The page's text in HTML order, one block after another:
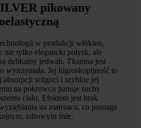
pikowany
w produkcji włókien,
nie tylko elegancki połysk, ale
delikatny jedwab. Tkanina jest
wytrzymała. Jej higroskopijność to
absorpcji wilgoci i szybkie jej
na pokrowcu panuje suchy
ciału. Efektem jest brak
na materacu, co pomaga
zdrowym śnie.